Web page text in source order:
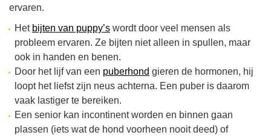
ervaren.
Het bijten van puppy’s wordt door veel mensen als
probleem ervaren. Ze bijten niet alleen in spullen, maar
ook in handen en benen.
Door het lijf van een puberhond gieren de hormonen, hij
loopt het liefst zijn neus achterna. Een puber is daarom
vaak lastiger te bereiken.
Een senior kan incontinent worden en binnen gaan
plassen (iets wat de hond voorheen nooit deed) of